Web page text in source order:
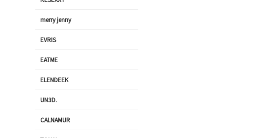
merry jenny
EVRIS
EATME
ELENDEEK
UN3D.
CALNAMUR